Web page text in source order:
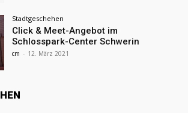
Stadtgeschehen
Click & Meet-Angebot im
Schlosspark-Center Schwerin
cm - 12. März 2021